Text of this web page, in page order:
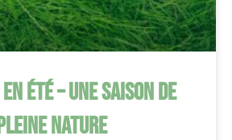
Été – Une Saison De
Nature